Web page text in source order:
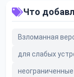
Что
Взломанная
для слабых